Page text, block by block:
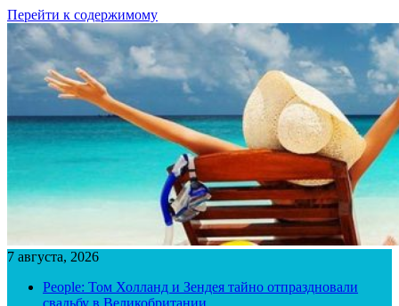
Перейти к содержимому
7 августа, 2026
People: Том Холланд и Зендея тайно отпраздновали
свадьбу в Великобритании